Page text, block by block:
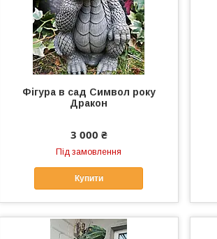
Фігура в сад Символ року
Дракон
3 000 ₴
Під замовлення
Купити